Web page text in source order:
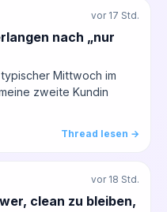
vor 17 Std.
nach „nur
Mittwoch im
zweite Kundin
Thread lesen →
vor 18 Std.
clean zu bleiben,